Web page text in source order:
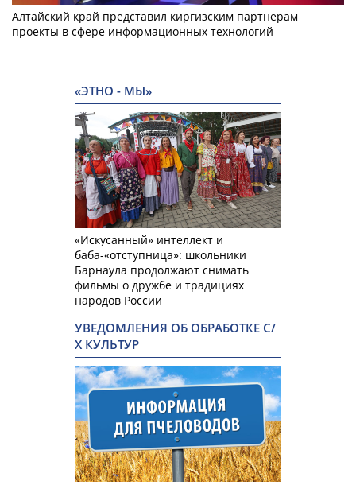
Алтайский край представил киргизским партнерам
проекты в сфере информационных технологий
«ЭТНО - МЫ»
«Искусанный» интеллект и
баба-«отступница»: школьники
Барнаула продолжают снимать
фильмы о дружбе и традициях
народов России
УВЕДОМЛЕНИЯ ОБ ОБРАБОТКЕ С/
Х КУЛЬТУР